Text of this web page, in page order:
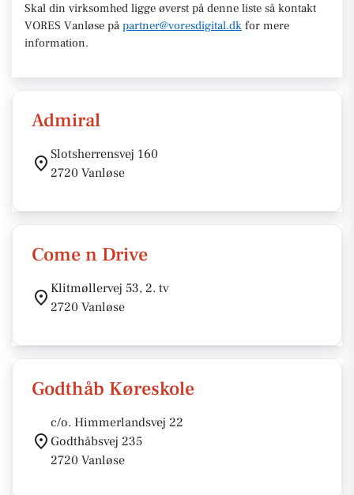
Skal din virksomhed ligge øverst på denne liste så kontakt
VORES Vanløse på partner@voresdigital.dk for mere
information.
Admiral
Slotsherrensvej 160
2720 Vanløse
Come n Drive
Klitmøllervej 53, 2. tv
2720 Vanløse
Godthåb Køreskole
c/o. Himmerlandsvej 22
Godthåbsvej 235
2720 Vanløse